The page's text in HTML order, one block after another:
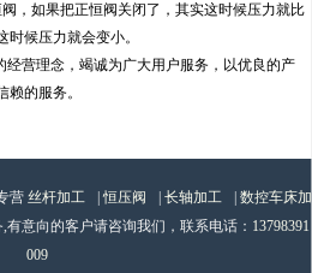
，如果把正恒阀关闭了，其实这时候压力就比
候压力就会变小。
经营理念，竭诚为广大用户服务，以优良的产
的服务。
营 丝杆加工 |恒压阀 长轴加工
数控车床加
,有意向的客户请咨询我们，联系电话： 13798391
009